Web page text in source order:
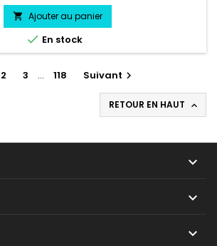
 Ajouter au panier
 En stock
2 3 … 118 Suivant 
RETOUR EN HAUT 


